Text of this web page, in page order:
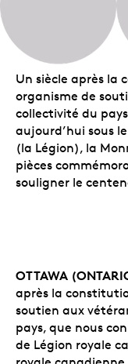
Un siècle après
organisme de
collectivité du
aujourd’hui sous
(la Légion), la
pièces
souligner le
OTTAWA
après la
soutien aux
pays, que nous
de Légion royale